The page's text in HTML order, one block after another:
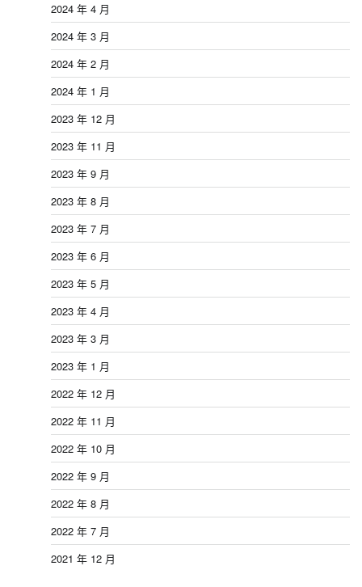
2024 年 4 月
2024 年 3 月
2024 年 2 月
2024 年 1 月
2023 年 12 月
2023 年 11 月
2023 年 9 月
2023 年 8 月
2023 年 7 月
2023 年 6 月
2023 年 5 月
2023 年 4 月
2023 年 3 月
2023 年 1 月
2022 年 12 月
2022 年 11 月
2022 年 10 月
2022 年 9 月
2022 年 8 月
2022 年 7 月
2021 年 12 月